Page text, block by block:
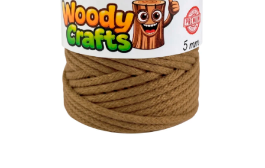
Rücksendungen und Reklamationen
Kontakt
AGB
Datenschutzerklärung
Impressum